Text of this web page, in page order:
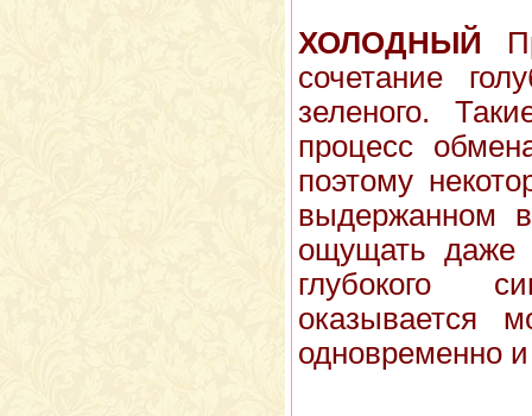
ХОЛОДНЫЙ
сочетание
зеле­ного.
про­цесс
по­этому
выдержанном
ощущать даже
глубокого
оказывается
одновременно